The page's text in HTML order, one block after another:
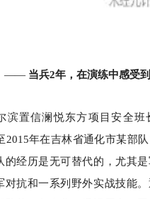
—— 当兵2年，在演练中感受
滨置信澜悦东方项目安全班
2015年在吉林省通化市某部
的经历是无可替代的，尤其
对抗和一系列野外实战技能